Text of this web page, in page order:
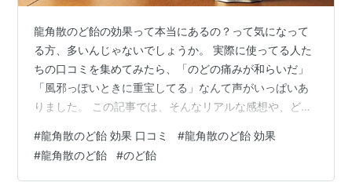
龍角散のど飴の効果って本当にあるの？って気になって
る方、多いんじゃないでしょうか。 実際に使ってる人た
ちの口コミを集めてみたら、「のどの痛みが和らいだ」
「風邪っぽいときに重宝してる」なんて声がいっぱいあ
りました。 この記事では、そんなリアルな感想や、どん
ぶまとめてご紹介しています。 私自身もリピートしてる
からこそ感じた魅力や気になる点も正直にお伝えしてる
ので、これから試してみようかな～って思ってる方に
#龍角散のど飴 効果 口コミ #龍角散のど飴 効果
#龍角散のど飴 #のど飴